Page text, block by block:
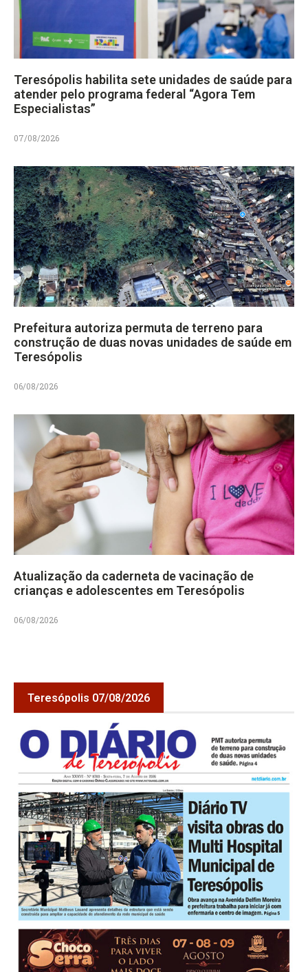
Teresópolis habilita sete unidades de saúde para
atender pelo programa federal “Agora Tem
Especialistas”
07/08/2026
Prefeitura autoriza permuta de terreno para
construção de duas novas unidades de saúde em
Teresópolis
06/08/2026
Atualização da caderneta de vacinação de
crianças e adolescentes em Teresópolis
06/08/2026
Teresópolis 07/08/2026